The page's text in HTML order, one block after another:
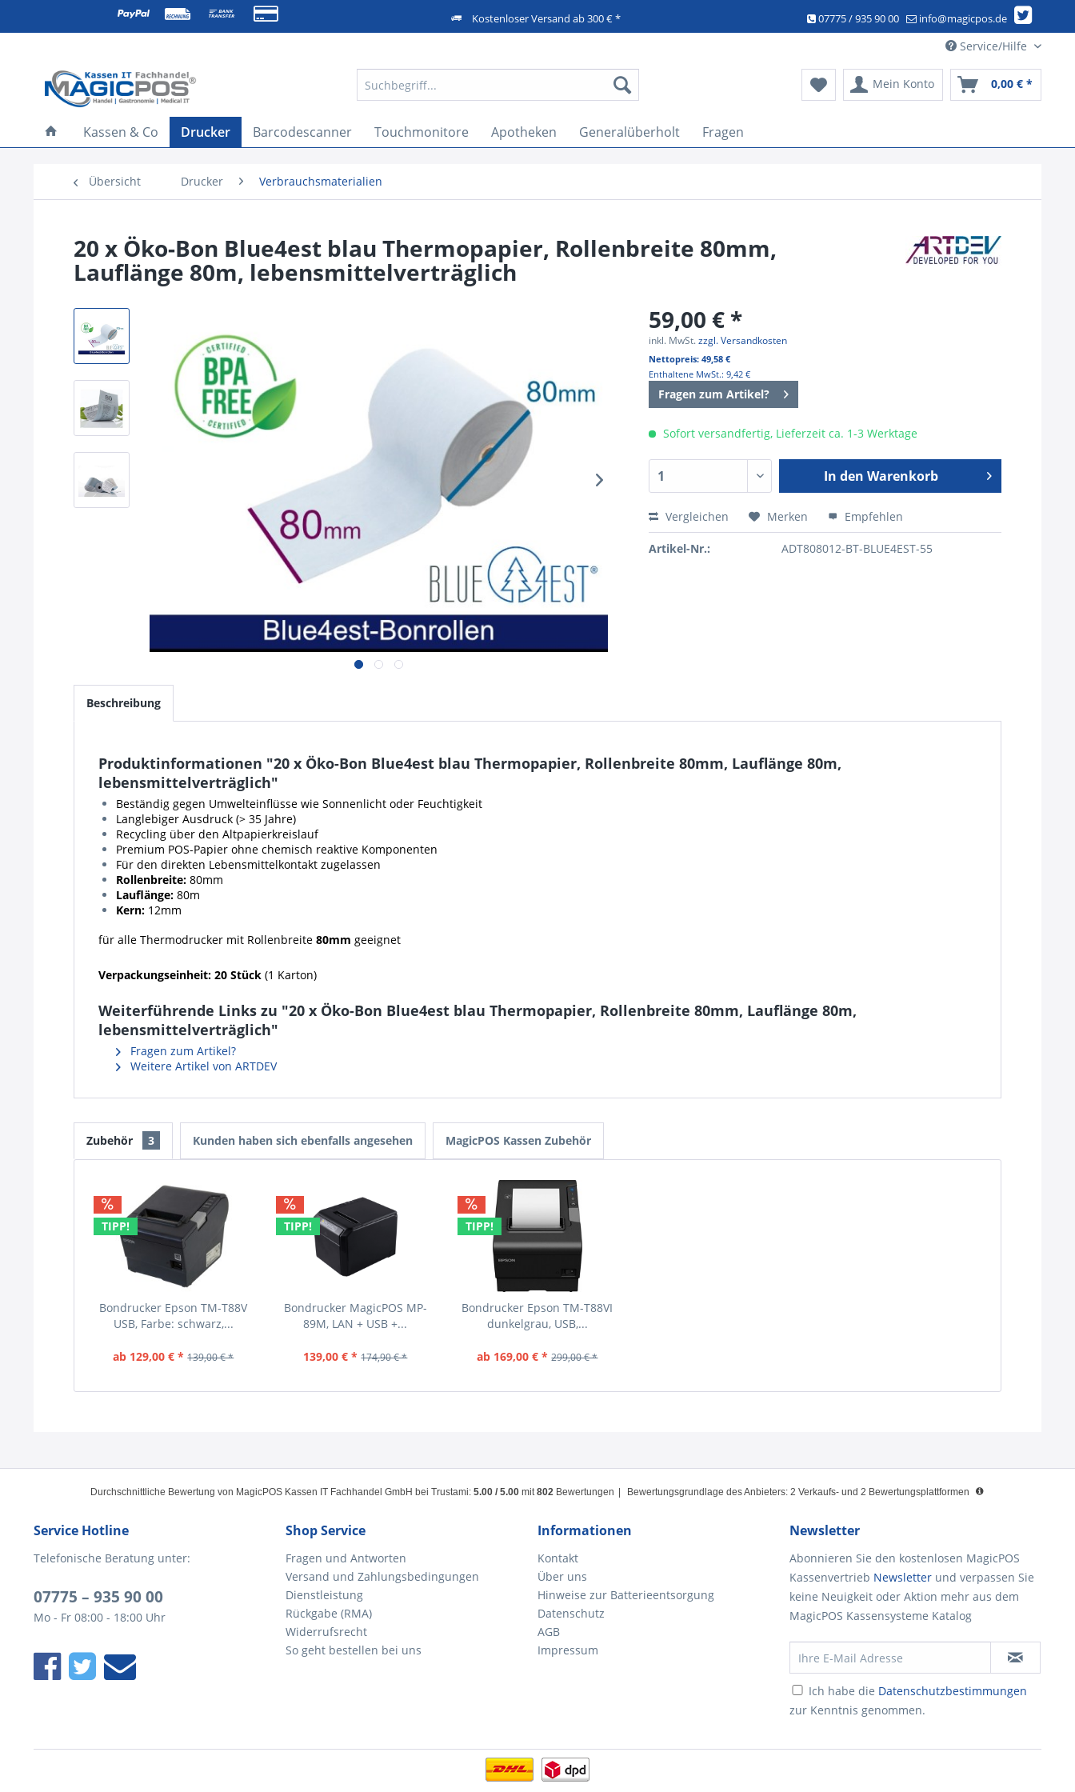
Kostenloser Versand ab 300 € * 07775 / 935 90 00 info@magicpos.de
Service/Hilfe
Mein Konto 0,00 € *
Kassen & Co Drucker Barcodescanner Touchmonitore Apotheken Generalüberholt Fragen
Übersicht Drucker Verbrauchsmaterialien
20 x Öko-Bon Blue4est blau Thermopapier, Rollenbreite 80mm,
Lauflänge 80m, lebensmittelverträglich
59,00 € *
inkl. MwSt.zzgl. Versandkosten
Nettopreis: 49,58 €
Enthaltene MwSt.: 9,42 €
Fragen zum Artikel?
Sofort versandfertig, Lieferzeit ca. 1-3 Werktage
In den Warenkorb
Vergleichen Merken Empfehlen
Artikel-Nr.: ADT808012-BT-BLUE4EST-55
Beschreibung
Produktinformationen "20 x Öko-Bon Blue4est blau Thermopapier, Rollenbreite 80mm, Lauflänge 80m,
lebensmittelverträglich"
Beständig gegen Umwelteinflüsse wie Sonnenlicht oder Feuchtigkeit
Langlebiger Ausdruck (> 35 Jahre)
Recycling über den Altpapierkreislauf
Premium POS-Papier ohne chemisch reaktive Komponenten
Für den direkten Lebensmittelkontakt zugelassen
Rollenbreite: 80mm
Lauflänge: 80m
Kern: 12mm
für alle Thermodrucker mit Rollenbreite 80mm geeignet
Verpackungseinheit: 20 Stück (1 Karton)
Weiterführende Links zu "20 x Öko-Bon Blue4est blau Thermopapier, Rollenbreite 80mm, Lauflänge 80m,
lebensmittelverträglich"
Fragen zum Artikel?
Weitere Artikel von ARTDEV
Zubehör 3 Kunden haben sich ebenfalls angesehen MagicPOS Kassen Zubehör
TIPP!
Bondrucker Epson TM-T88V
USB, Farbe: schwarz,...
ab 129,00 € * 139,00 € *
TIPP!
Bondrucker MagicPOS MP-
89M, LAN + USB +...
139,00 € * 174,90 € *
TIPP!
Bondrucker Epson TM-T88VI
dunkelgrau, USB,...
ab 169,00 € * 299,00 € *
Durchschnittliche Bewertung von MagicPOS Kassen IT Fachhandel GmbH bei Trustami: 5.00 / 5.00 mit802 Bewertungen Bewertungsgrundlage des Anbieters: 2 Verkaufs- und 2 Bewertungsplattformen
Service Hotline
Telefonische Beratung unter:
07775 – 935 90 00
Mo - Fr 08:00 - 18:00 Uhr
Shop Service
Fragen und Antworten
Versand und Zahlungsbedingungen
Dienstleistung
Rückgabe (RMA)
Widerrufsrecht
So geht bestellen bei uns
Informationen
Kontakt
Über uns
Hinweise zur Batterieentsorgung
Datenschutz
AGB
Impressum
Newsletter
Abonnieren Sie den kostenlosen MagicPOS
Kassenvertrieb Newsletter und verpassen Sie
keine Neuigkeit oder Aktion mehr aus dem
MagicPOS Kassensysteme Katalog
Ich habe die Datenschutzbestimmungen
zur Kenntnis genommen.